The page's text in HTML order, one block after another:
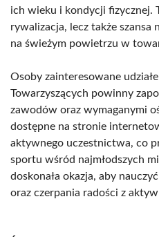
ich wieku i kondycji fizycznej.
rywalizacja, lecz także szansa
na świeżym powietrzu w
Osoby zainteresowane
Towarzyszących powinny
zawodów oraz wymaganymi
dostępne na stronie
aktywnego uczestnictwa, co
sportu wśród najmłodszych
doskonała okazja, aby
oraz czerpania radości z